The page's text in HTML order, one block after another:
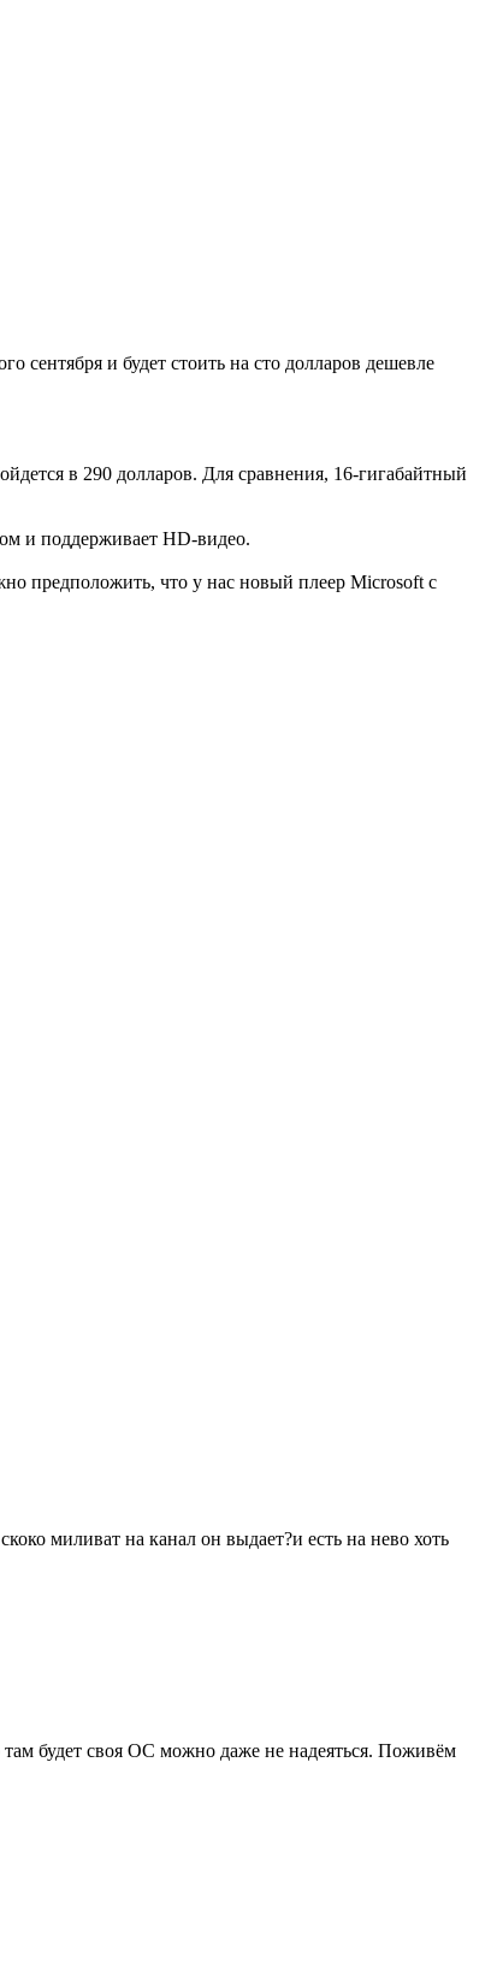
сентября и будет стоить на сто долларов дешевле
в 290 долларов. Для сравнения, 16-гигабайтный
и поддерживает HD-видео.
предположить, что у нас новый плеер Microsoft с
миливат на канал он выдает?и есть на нево хоть
там будет своя ОС можно даже не надеяться. Поживём